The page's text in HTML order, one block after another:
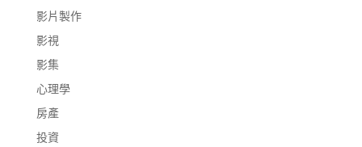
影片製作
影視
影集
心理學
房產
投資